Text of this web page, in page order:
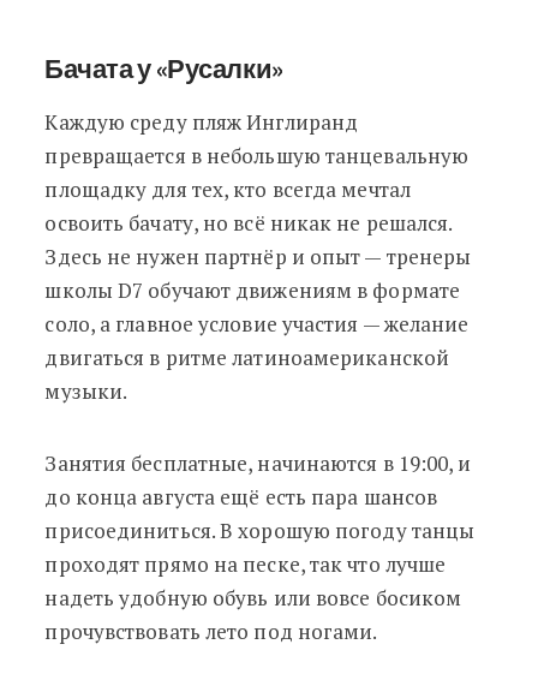
Бачата у «Русалки»
Каждую среду пляж Инглиранд
превращается в небольшую танцевальную
площадку для тех, кто всегда мечтал
освоить бачату, но всё никак не решался.
Здесь не нужен партнёр и опыт — тренеры
школы D7 обучают движениям в формате
соло, а главное условие участия — желание
двигаться в ритме латиноамериканской
музыки.
Занятия бесплатные, начинаются в 19:00, и
до конца августа ещё есть пара шансов
присоединиться. В хорошую погоду танцы
проходят прямо на песке, так что лучше
надеть удобную обувь или вовсе босиком
прочувствовать лето под ногами.